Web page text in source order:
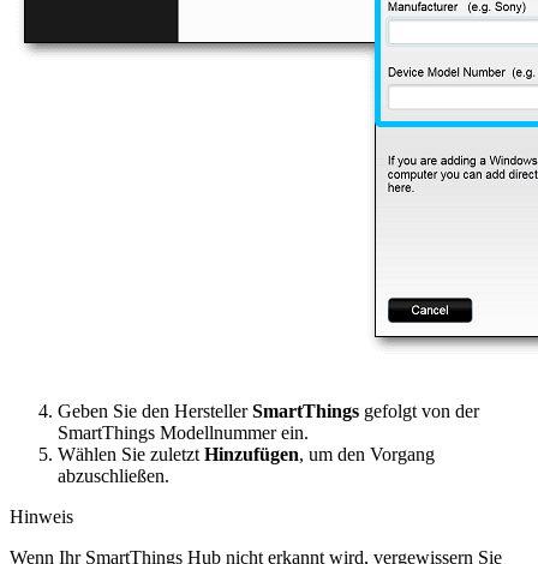
Geben Sie den HerstellerSmartThings gefolgt von der
SmartThings Modellnummer ein.
Wählen Sie zuletzt Hinzufügen, um den Vorgang
abzuschließen.
Hinweis
Wenn Ihr SmartThings Hub nicht erkannt wird, vergewissern Sie